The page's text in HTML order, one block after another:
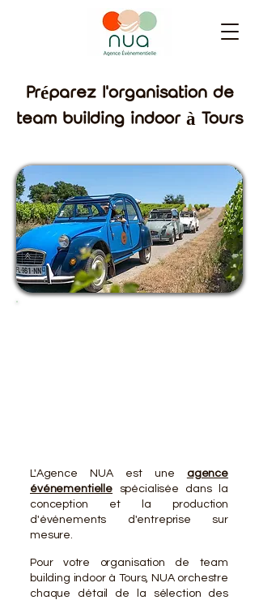
Préparez l'organisation de
team building indoor à Tours
L'Agence NUA est une agence
événementielle
spécialisée dans la
conception et la production
d'événements d'entreprise sur
mesure.
Pour votre organisation de team
building indoor à Tours, NUA orchestre
chaque détail de la sélection des